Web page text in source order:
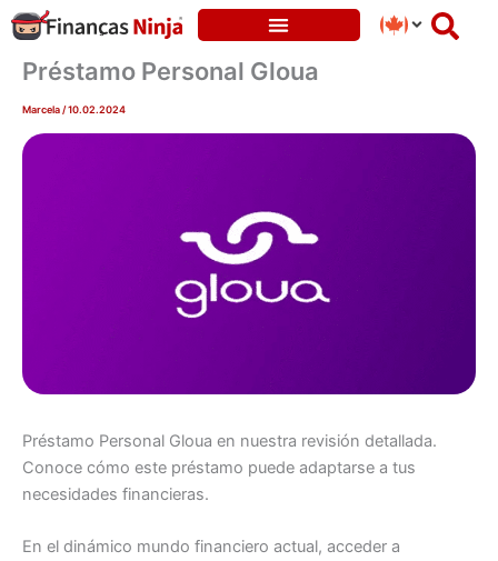
Skip
to
content
Préstamo Personal Gloua
Marcela/10.02.2024
Préstamo Personal Gloua en nuestra revisión detallada.
Conoce cómo este préstamo puede adaptarse a tus
necesidades financieras.
En el dinámico mundo financiero actual, acceder a